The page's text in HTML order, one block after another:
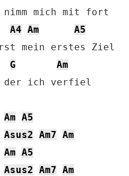
A4 Am
A5
G
Am
ich verfiel
Am A5
Asus2 Am7 Am
Am A5
Asus2 Am7 Am